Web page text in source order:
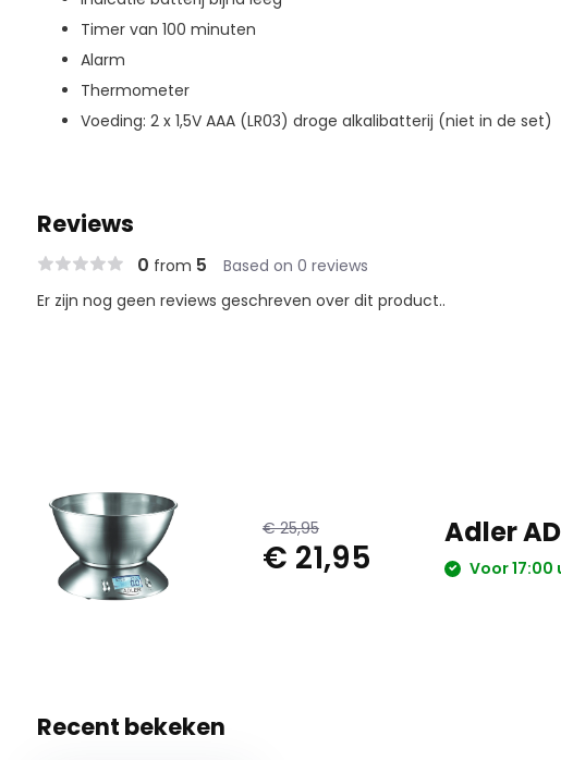
Timer van 100 minuten
Alarm
Thermometer
Voeding: 2 x 1,5V AAA (LR03) droge alkalibatterij (niet in de set)
Reviews
0 from 5 Based on 0 reviews
Er zijn nog geen reviews geschreven over dit product..
€ 25,95
€ 21,95
Adler
Voor
Recent bekeken